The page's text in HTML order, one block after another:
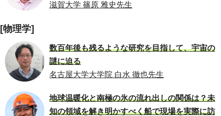
滋賀大学 篠原 雅史先生
[物理学]
数百年後も残るような研究を目指して、宇宙の
謎に迫る
名古屋大学大学院 白水 徹也先生
地球温暖化と南極の氷の流れ出しの関係は？未
知の領域を解き明かすべく船で現場を実際に訪